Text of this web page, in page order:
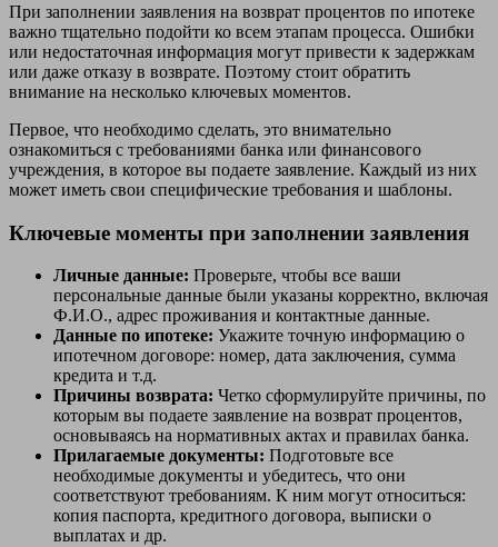
При заполнении заявления на возврат процентов по ипотеке
важно тщательно подойти ко всем этапам процесса. Ошибки
или недостаточная информация могут привести к задержкам
или даже отказу в возврате. Поэтому стоит обратить
внимание на несколько ключевых моментов.
Первое, что необходимо сделать, это внимательно
ознакомиться с требованиями банка или финансового
учреждения, в которое вы подаете заявление. Каждый из них
может иметь свои специфические требования и шаблоны.
Ключевые моменты при заполнении заявления
Личные данные: Проверьте, чтобы все ваши
персональные данные были указаны корректно, включая
Ф.И.О., адрес проживания и контактные данные.
Данные по ипотеке: Укажите точную информацию о
ипотечном договоре: номер, дата заключения, сумма
кредита и т.д.
Причины возврата: Четко сформулируйте причины, по
которым вы подаете заявление на возврат процентов,
основываясь на нормативных актах и правилах банка.
Прилагаемые документы: Подготовьте все
необходимые документы и убедитесь, что они
соответствуют требованиям. К ним могут относиться:
копия паспорта, кредитного договора, выписки о
выплатах и др.